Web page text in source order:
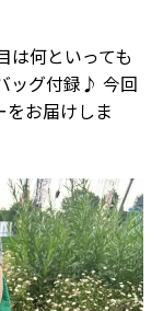
は何といっても
ッグ付録♪ 今回
お届けしま